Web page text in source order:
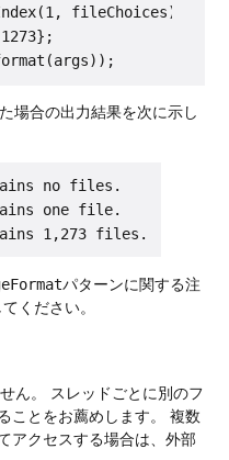
fileChoices);
場合の出力結果を次に示し
no files.
one file.
パターンに関する注
ください。
ん。
スレッドごとに別のフ
ことをお薦めします。
複数
アクセスする場合は、外部